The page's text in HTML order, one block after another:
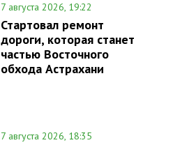
7 августа 2026, 19:22
Стартовал ремонт
дороги, которая станет
частью Восточного
обхода Астрахани
7 августа 2026, 18:35